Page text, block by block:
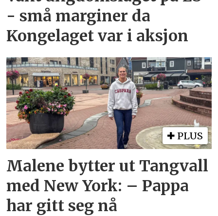
- små marginer da
Kongelaget var i aksjon
PLUS
Malene bytter ut Tangvall
med New York: – Pappa
har gitt seg nå